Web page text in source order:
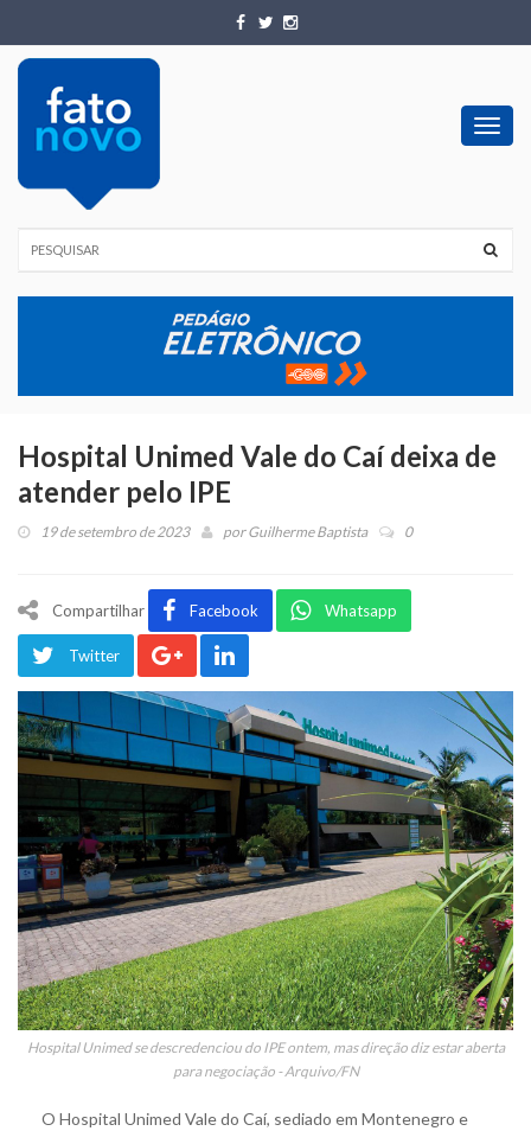
Hospital Unimed Vale do Caí deixa de
atender pelo IPE
19 de setembro de 2023 porGuilherme Baptista 0
Compartilhar Facebook Whatsapp
Twitter
Hospital Unimed se descredenciou do IPE ontem, mas direção diz estar aberta
para negociação - Arquivo/FN
O Hospital Unimed Vale do Caí, sediado em Montenegro e